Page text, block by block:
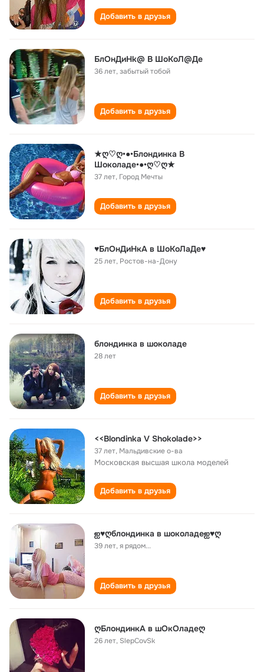
Добавить в друзья
БлОнДиНk@ В ШоКоЛ@Де
36 лет,забытый тобой
Добавить в друзья
★ღ♡ღ•●•Блондинка В
Шоколаде•●•ღ♡ღ★
37 лет, Город Мечты
Добавить в друзья
♥БлОнДиНкА в ШоКоЛаДе♥
25 лет, Ростов-на-Дону
Добавить в друзья
блондинка в шоколаде
28 лет
Добавить в друзья
<<Blondinka V Shokolade>>
37 лет, Мальдивские о-ва
Московская высшая школа моделей
Добавить в друзья
ஐ♥ღблондинка в шоколадеஐ♥ღ
39 лет,я рядом...
Добавить в друзья
ღБлондинкА в шОкОладеღ
26 лет, SlepCovSk